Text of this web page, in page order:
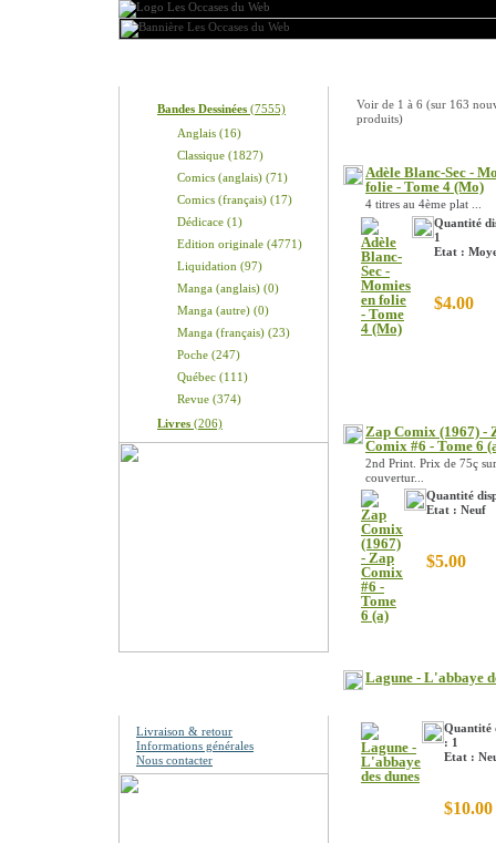
Bandes Dessinées (7555)
Anglais (16)
Classique (1827)
Comics (anglais) (71)
Comics (français) (17)
Dédicace (1)
Edition originale (4771)
Liquidation (97)
Manga (anglais) (0)
Manga (autre) (0)
Manga (français) (23)
Poche (247)
Québec (111)
Revue (374)
Livres (206)
Livraison & retour
Informations générales
Nous contacter
Voir de 1 à 6 (sur 163
produits)
Adèle Blanc-Sec -
folie - Tome 4 (Mo)
4 titres au 4ème plat ...
Quantité
1
Etat :
$4.00
Zap Comix (1967) -
Comix #6 - Tome 6
2nd Print. Prix de 75ç
couvertur...
Quantité
Etat : Neuf
$5.00
Lagune - L'abbaye
Quantité
: 1
Etat :
$10.00